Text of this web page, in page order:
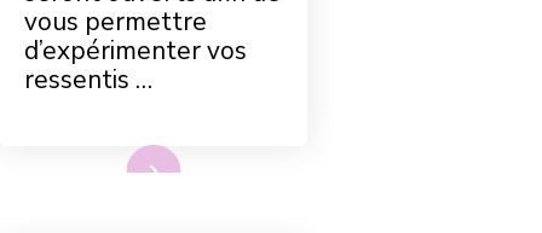
vous permettre
d’expérimenter vos
ressentis …